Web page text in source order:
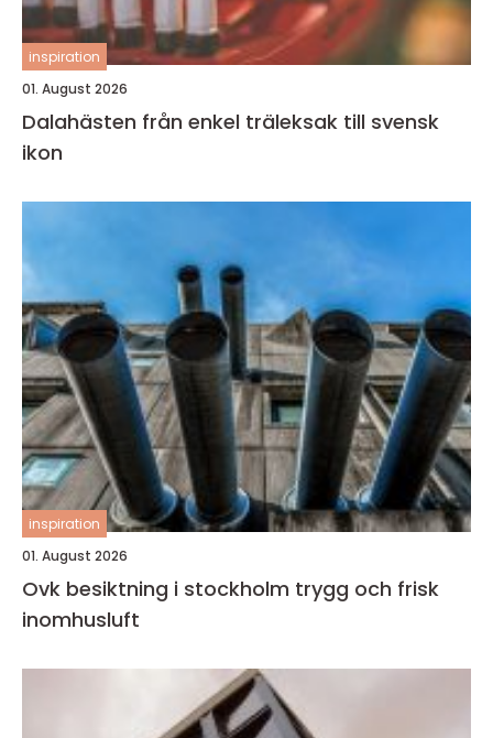
inspiration
01. August 2026
Dalahästen från enkel träleksak till svensk
ikon
inspiration
01. August 2026
Ovk besiktning i stockholm trygg och frisk
inomhusluft